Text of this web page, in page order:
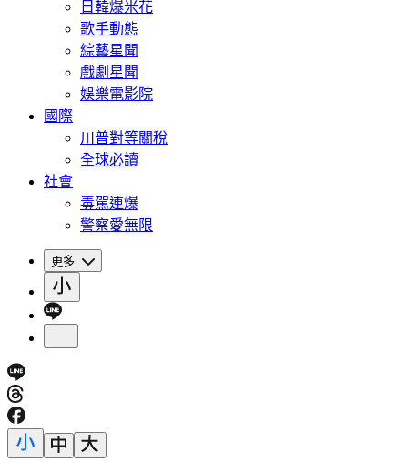
日韓爆米花
歌手動態
綜藝星聞
戲劇星聞
娛樂電影院
國際
川普對等關稅
全球必讀
社會
毒駕連爆
警察愛無限
更多